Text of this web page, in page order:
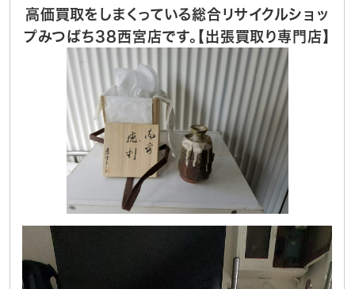
高価買取をしまくっている総合リサイクルショッ
プみつばち38西宮店です。【出張買取り専門店】